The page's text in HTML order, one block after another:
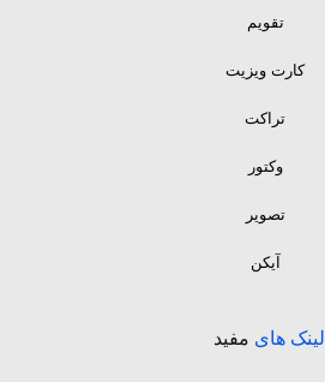
تقویم
کارت ویزیت
تراکت
وکتور
تصویر
آیکن
لینک های مفید